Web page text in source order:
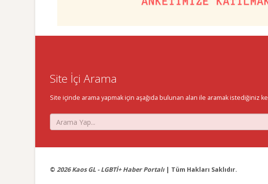
Site İçi Arama
Site içinde arama yapmak için aşağıda bulunan alan ile aramak istediğiniz
© 2026 Kaos GL - LGBTİ+ Haber Portalı| Tüm Hakları Saklıdır.